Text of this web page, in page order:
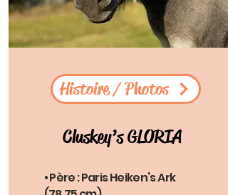
Histoire / Photos
Cluskey’s GLORIA
• Père : Paris Heiken’s Ark